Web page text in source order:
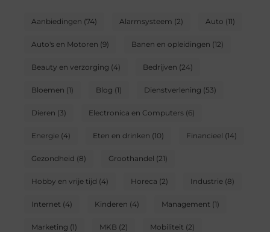
Aanbiedingen (74) Alarmsysteem (2) Auto (11)
Auto's en Motoren (9) Banen en opleidingen (12)
Beauty en verzorging (4) Bedrijven (24)
Bloemen (1) Blog (1) Dienstverlening (53)
Dieren (3) Electronica en Computers(6)
Energie(4) Eten en drinken (10) Financieel (14)
Gezondheid (8) Groothandel (21)
Hobby en vrije tijd (4) Horeca (2) Industrie(8)
Internet (4) Kinderen (4) Management (1)
Marketing (1) MKB (2) Mobiliteit (2)